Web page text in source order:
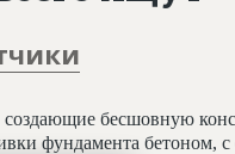
бесшовную
фундамента бетоном,